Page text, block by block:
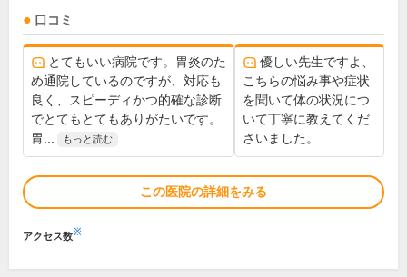
口コミ
とてもいい病院です。胃炎のた
め通院しているのですが、対応も
良く、スピーディかつ的確な診断
でとてもとてもありがたいです。
胃...
もっと読む
優しい先生ですよ、
こちらの悩み事や症状
を聞いて体の状況につ
いて丁寧に教えてくだ
さいました。
この医院の詳細をみる
アクセス数※